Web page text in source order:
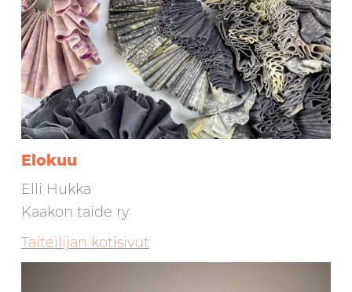
Elokuu
Elli Hukka
Kaakon taide ry
Taiteilijan kotisivut